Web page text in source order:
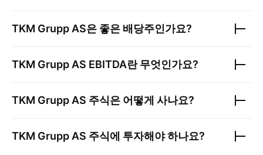
TKM Grupp AS은 좋은 배당주인가요?
TKM Grupp AS EBITDA란 무엇인가요?
TKM Grupp AS 주식은 어떻게 사나요?
TKM Grupp AS 주식에 투자해야 하나요?